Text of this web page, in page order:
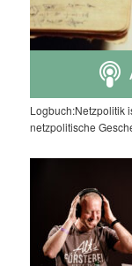
Logbuch:Netzpolitik
netzpolitische